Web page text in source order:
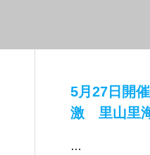
5月27日開
激 里山里
…